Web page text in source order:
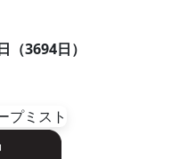
（3694日）